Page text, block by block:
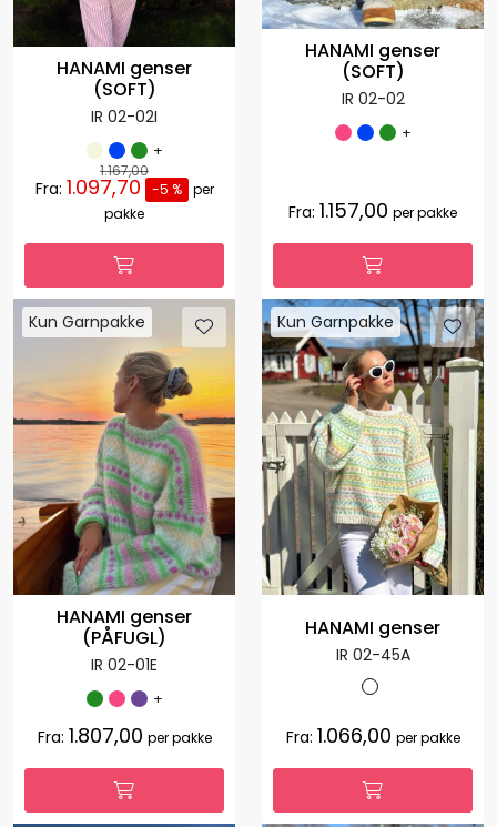
HANAMI genser
(SOFT)
IR 02-02I
+
1.167,00
Fra: 1.097,70 -5 %
per
pakke
HANAMI genser
(SOFT)
IR 02-02
+
Fra: 1.157,00 per pakke
Kun Garnpakke
HANAMI genser
(PÅFUGL)
IR 02-01E
+
Fra: 1.807,00 per pakke
Kun Garnpakke
HANAMI genser
IR 02-45A
Fra: 1.066,00 per pakke